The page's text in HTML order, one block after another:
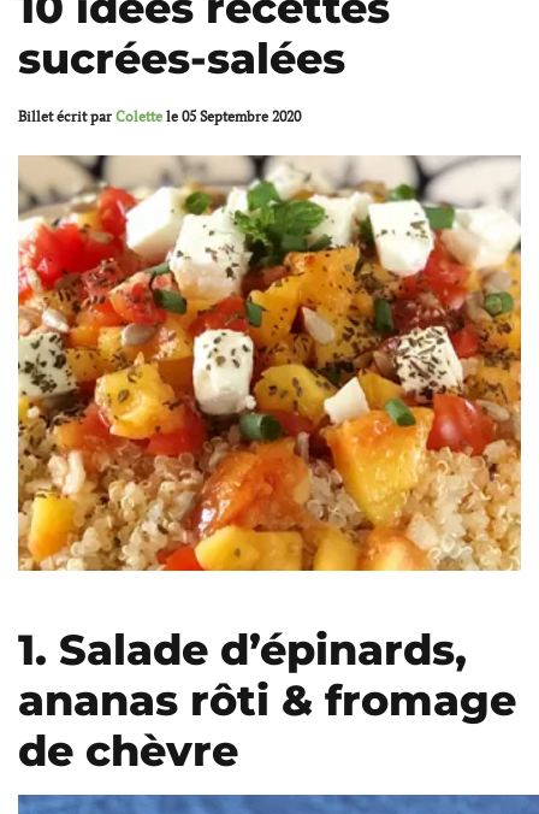
sucrées-salées
Billet écrit par Colette le 05 Septembre 2020
1. Salade d’épinards,
ananas rôti & fromage
de chèvre